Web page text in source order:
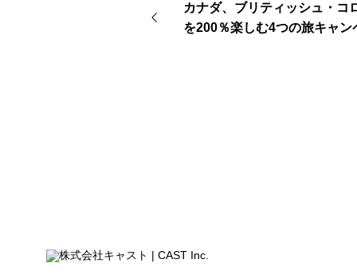
カナダ、ブリティッシュ・コ
を200％楽しむ4つの旅キャン